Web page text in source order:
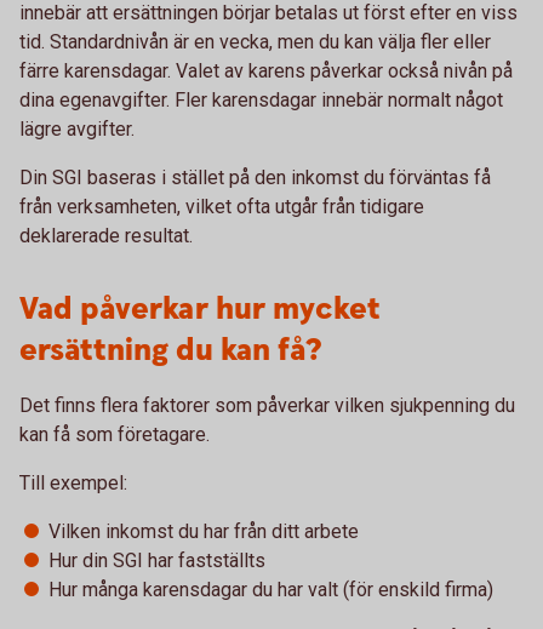
innebär att ersättningen börjar betalas ut först efter en viss
tid. Standardnivån är en vecka, men du kan välja fler eller
färre karensdagar. Valet av karens påverkar också nivån på
dina egenavgifter. Fler karensdagar innebär normalt något
lägre avgifter.
Din SGI baseras i stället på den inkomst du förväntas få
från verksamheten, vilket ofta utgår från tidigare
deklarerade resultat.
Vad påverkar hur mycket
ersättning du kan få?
Det finns flera faktorer som påverkar vilken sjukpenning du
kan få som företagare.
Till exempel:
Vilken inkomst du har från ditt arbete
Hur din SGI har fastställts
Hur många karensdagar du har valt (för enskild firma)